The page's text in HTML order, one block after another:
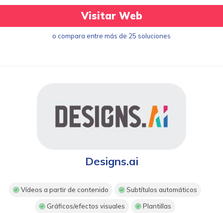
Visitar Web
o compara entre más de 25 soluciones
Designs.ai
Vídeos a partir de contenido Subtítulos automáticos
Gráficos/efectos visuales Plantillas